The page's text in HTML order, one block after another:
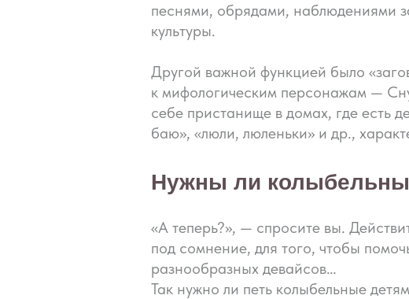
песнями, обрядами, наблюдениями
культуры.
Другой важной функцией было
к мифологическим персонажам —
себе пристанище в домах, где есть
баю», «люли, люленьки» и др.,
Нужны ли
«А теперь?», — спросите вы.
под сомнение, для того, чтобы
разнообразных девайсов…
Так нужно ли петь колыбельные